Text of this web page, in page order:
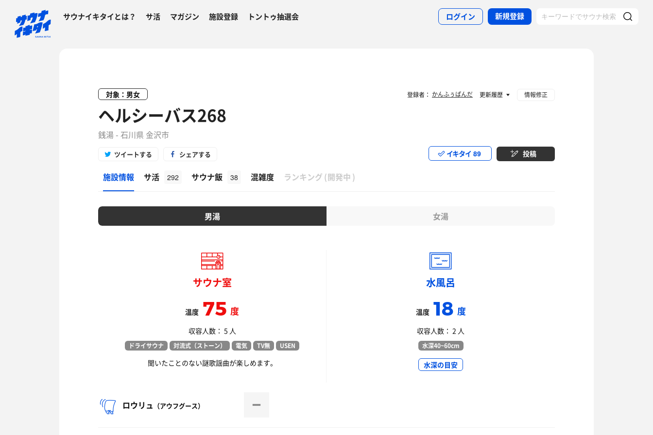
サウナイキタイとは？ サ活 マガジン 施設登録 トントゥ抽選会 ログイン 新規登録
対象：男女
ヘルシーバス268
銭湯 - 石川県 金沢市
ツイートする シェアする イキタイ 89 投稿
施設情報 サ活 292 サウナ飯 38 混雑度 ランキング (開発中 )
男湯 女湯
サウナ室
温度 75度
収容人数： 5 人
ドライサウナ 対流式（ストーン） 電気 TV無 USEN
聞いたことのない謎歌謡曲が楽しめます。
水風呂
温度18度
収容人数： 2 人
水深40~60cm
水深の目安
ロウリュ （アウフグース）
登録者： かんふぅぱんだ 更新履歴 情報修正